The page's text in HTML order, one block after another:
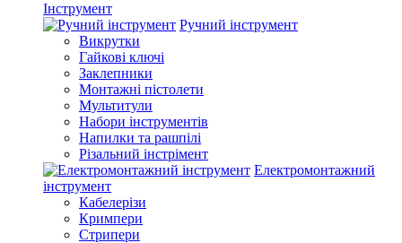
Інструмент
Ручний інструмент
Викрутки
Гайкові ключі
Заклепники
Монтажні пістолети
Мультитули
Набори інструментів
Напилки та рашпілі
Різальний інстрімент
Електромонтажний
інструмент
Кабелерізи
Кримпери
Стрипери